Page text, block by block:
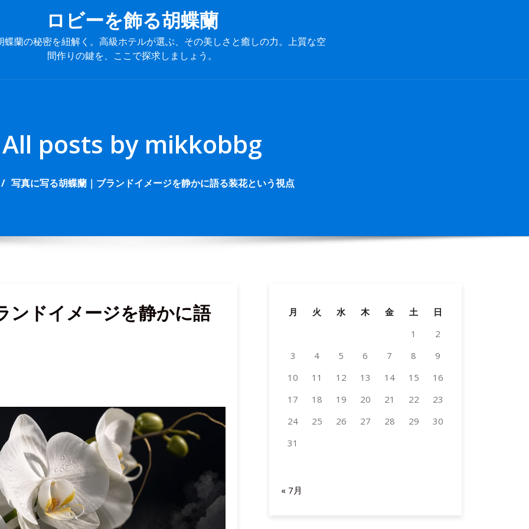
ロビーを飾る胡蝶蘭
蝶蘭の秘密を紐解く。高級ホテルが選ぶ、その美しさと癒しの力。上質な空
間作りの鍵を、ここで探求しましょう。
P
a
y
All posts by mikkobbg
写真に写る胡蝶蘭｜ブランドイメージを静かに語る装花という視点
ンドイメージを静かに語 月 火 水 木 金 土
日
1
2
3
4 5 6 7 8
9
10
11 12 13 14 15
16
17
18 19 20 21 22
23
24
25 26 27 28 29
30
31
« 7月